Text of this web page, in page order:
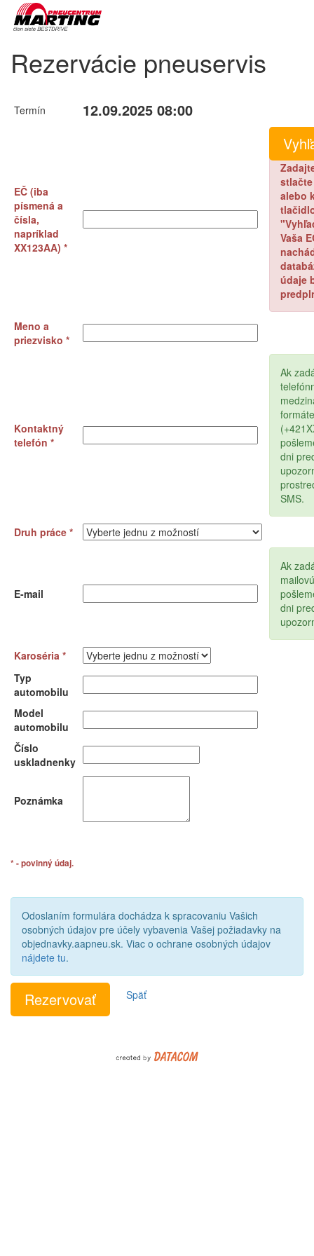
Rezervácie pneuservis
Termín 12.09.2025 08:00
EČ (iba
písmená a
čísla,
napríklad
XX123AA) *
stlačte
alebo
Vaša
údaje
Meno a
priezvisko *
Kontaktný
telefón *
Ak
formáte
dni
SMS.
Druh práce *
E-mail
Ak
dni
Karoséria *
Typ
automobilu
Model
automobilu
Číslo
uskladnenky
Poznámka
* - povinný údaj.
Odoslaním formulára dochádza k spracovaniu Vašich
osobných údajov pre účely vybavenia Vašej požiadavky na
objednavky.aapneu.sk. Viac o ochrane osobných údajov
nájdete tu.
Späť